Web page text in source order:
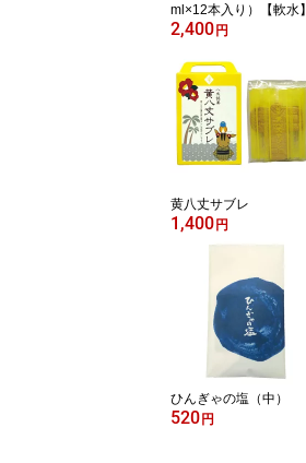
ml×12本入り）【軟水】
2,400円
黄八丈サブレ
1,400円
ひんぎゃの塩（中）
520円